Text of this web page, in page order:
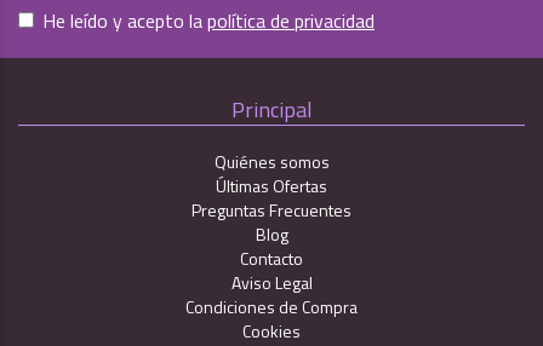
He leído y acepto lapolítica de privacidad
Principal
Quiénes somos
Últimas Ofertas
Preguntas Frecuentes
Blog
Contacto
Aviso Legal
Condiciones de Compra
Cookies